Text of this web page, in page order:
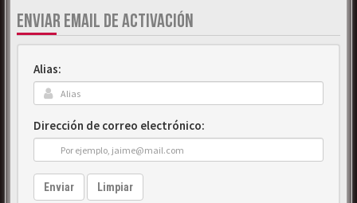
ENVIAR EMAIL DE ACTIVACIÓN
Alias:
Dirección de correo electrónico:
Enviar Limpiar